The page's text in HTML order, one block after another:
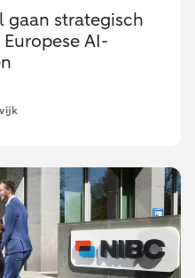
gaan strategisch
AI-